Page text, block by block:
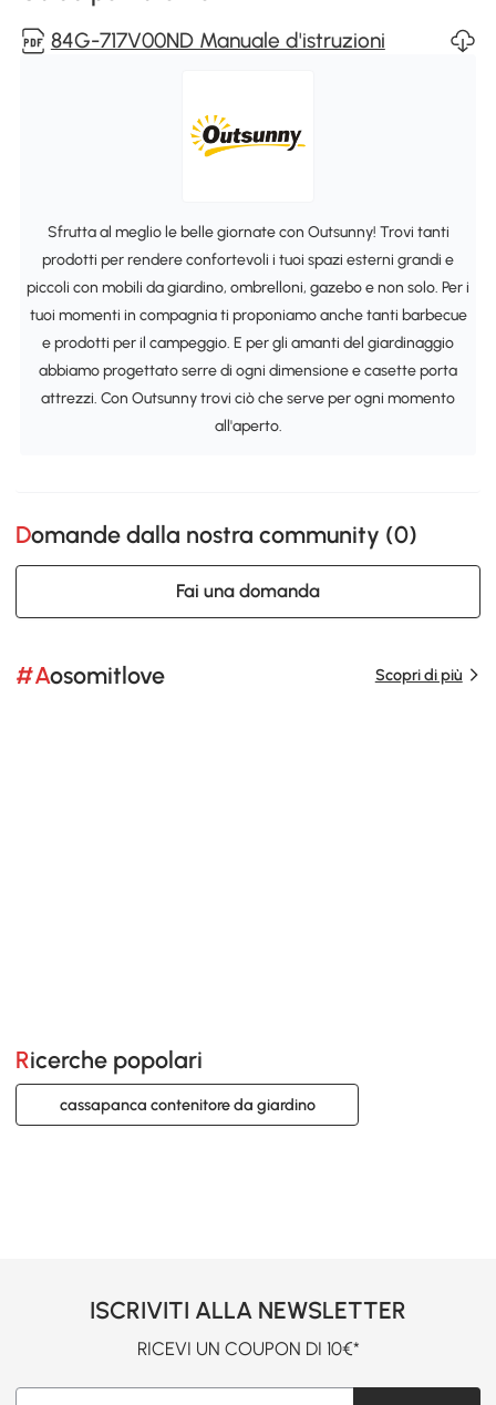
84G-717V00ND Manuale d'istruzioni
Sfrutta al meglio le belle giornate con Outsunny! Trovi tanti
prodotti per rendere confortevoli i tuoi spazi esterni grandi e
piccoli con mobili da giardino, ombrelloni, gazebo e non solo. Per i
tuoi momenti in compagnia ti proponiamo anche tanti barbecue
e prodotti per il campeggio. E per gli amanti del giardinaggio
abbiamo progettato serre di ogni dimensione e casette porta
attrezzi. Con Outsunny trovi ciò che serve per ogni momento
all'aperto.
Domande dalla nostra community (0)
Fai una domanda
#Aosomitlove Scopri di più
Ricerche popolari
cassapanca contenitore da giardino
ISCRIVITI ALLA NEWSLETTER
RICEVI UN COUPON DI 10€*